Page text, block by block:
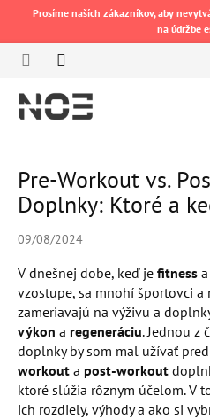
obsah
Prosíme naších zákazníkov, aby
na údržbe
Pre-Workout vs.
Doplnky: Ktoré a
09/08/2024
V dnešnej dobe, keď je fitness a
vzostupe, sa mnohí športovci
zameriavajú na výživu a
výkon a regeneráciu. Jednou z
doplnky by som mal užívať
workout a post-workout
ktoré slúžia rôznym účelom. V
ich rozdiely, výhody a ako si